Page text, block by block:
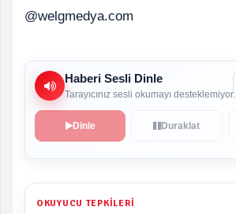
@welgmedya.com
Haberi Sesli Dinle
Tarayıcınız sesli okumayı desteklemiyor.
Dinle Duraklat
OKUYUCU TEPKILERI